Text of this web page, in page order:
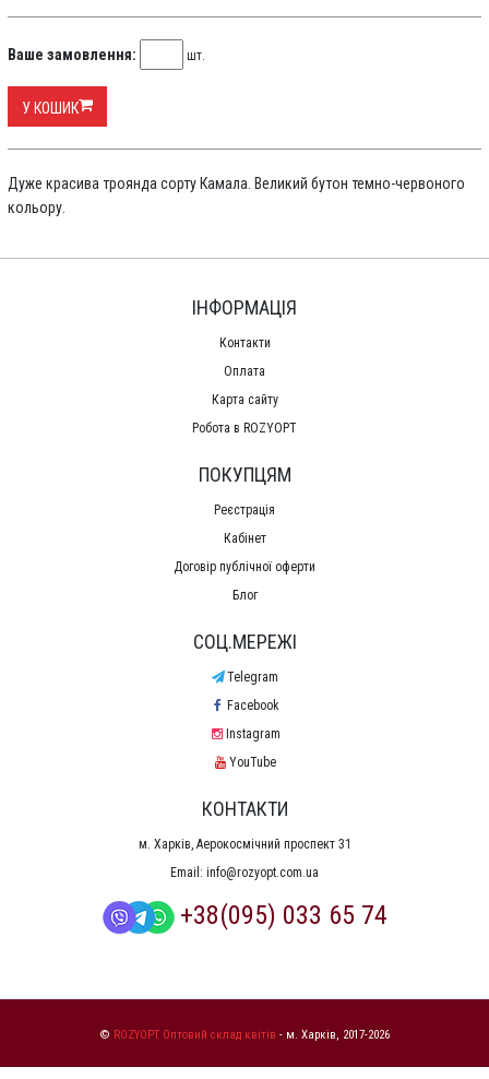
Ваше замовлення: шт.
У КОШИК
Дуже красива троянда сорту Камала. Великий бутон темно-червоного
кольору.
ІНФОРМАЦІЯ
Контакти
Оплата
Карта сайту
Робота в ROZYOPT
ПОКУПЦЯМ
Реєстрація
Кабінет
Договір публічної оферти
Блог
СОЦ.МЕРЕЖІ
Telegram
Facebook
Instagram
YouTube
КОНТАКТИ
м. Харків, Аерокосмічний проспект 31
Email: info@rozyopt.com.ua
+38(095) 033 65 74
© ROZYOPT Оптовий склад квітів - м. Харків, 2017-2026